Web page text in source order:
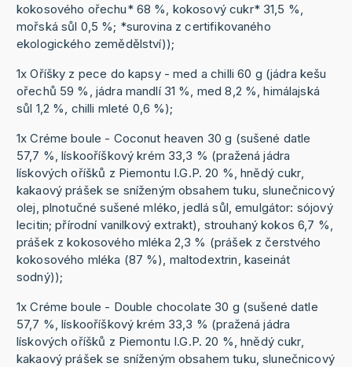
kokosového ořechu* 68 %, kokosový cukr* 31,5 %,
mořská sůl 0,5 %; *surovina z certifikovaného
ekologického zemědělství));
1x Oříšky z pece do kapsy - med a chilli 60 g (jádra kešu
ořechů 59 %, jádra mandlí 31 %, med 8,2 %, himálajská
sůl 1,2 %, chilli mleté 0,6 %);
1x Créme boule - Coconut heaven 30 g (sušené datle
57,7 %, lískooříškový krém 33,3 % (pražená jádra
lískových oříšků z Piemontu I.G.P. 20 %, hnědý cukr,
kakaový prášek se sníženým obsahem tuku, slunečnicový
olej, plnotučné sušené mléko, jedlá sůl, emulgátor: sójový
lecitin; přírodní vanilkový extrakt), strouhaný kokos 6,7 %,
prášek z kokosového mléka 2,3 % (prášek z čerstvého
kokosového mléka (87 %), maltodextrin, kaseinát
sodný));
1x Créme boule - Double chocolate 30 g (sušené datle
57,7 %, lískooříškový krém 33,3 % (pražená jádra
lískových oříšků z Piemontu I.G.P. 20 %, hnědý cukr,
kakaový prášek se sníženým obsahem tuku, slunečnicový